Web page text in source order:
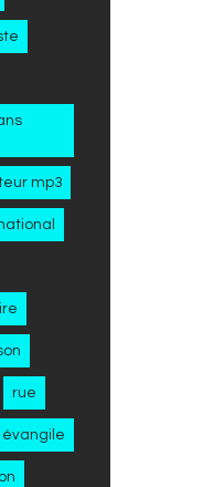
mp3
rue
évangile